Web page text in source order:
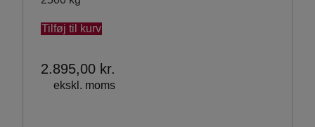
Tilføj til kurv
2.895,00 kr.
ekskl. moms